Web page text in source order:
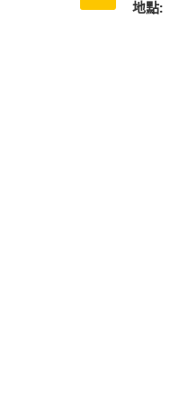
地點: